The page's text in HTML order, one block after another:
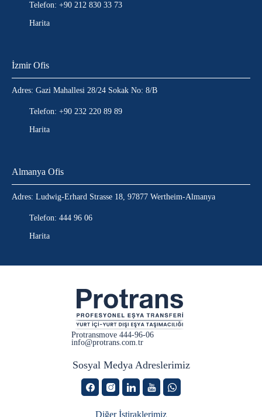
Telefon: +90 212 830 33 73
Harita
İzmir Ofis
Adres: Gazi Mahallesi 28/24 Sokak No: 8/B
Telefon: +90 232 220 89 89
Harita
Almanya Ofis
Adres: Ludwig-Erhard Strasse 18, 97877 Wertheim-Almanya
Telefon: 444 96 06
Harita
Protransmove 444-96-06
info@protrans.com.tr
Sosyal Medya Adreslerimiz
Diğer İştiraklerimiz